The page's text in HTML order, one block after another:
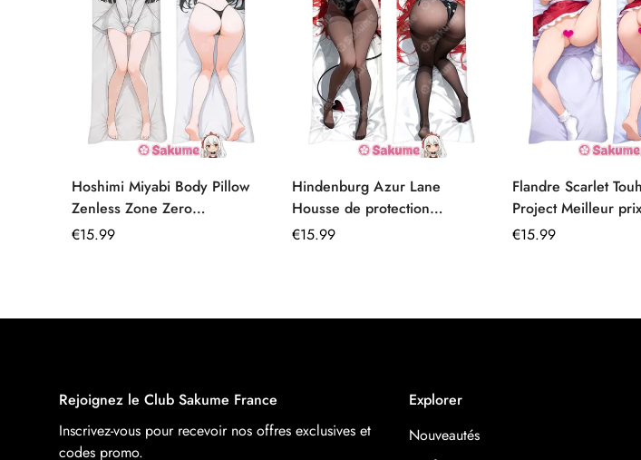
Hoshimi Miyabi Body Pillow
Zenless Zone Zero
Dakimakura tissu élastique
Prix
€15.99
Hindenburg Azur Lane
Housse de protection
Dakimakura lavable
Prix
€15.99
Flandre Scarlet
Project Meilleur
Dakimakura Hentai
Prix
€15.99
Rejoignez le Club Sakume France
Inscrivez-vous pour recevoir nos offres exclusives et
codes promo.
Explorer
Nouveautés